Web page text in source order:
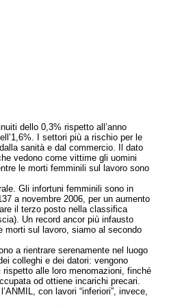
dello 0,3% rispetto all’anno
I settori più a rischio per le
sanità e dal commercio. Il dato
vedono come vittime gli uomini
le morti femminili sul lavoro sono
Gli infortuni femminili sono in
a novembre 2006, per un aumento
il terzo posto nella classifica
Un record ancor più infausto
morti sul lavoro, siamo al secondo
a rientrare serenamente nel luogo
colleghi e dei datori: vengono
alle loro menomazioni, finché
od ottiene incarichi precari.
con lavori “inferiori”, invece,